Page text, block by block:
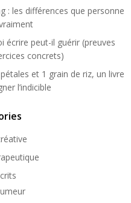
: les différences que personne
écrire peut-il guérir (preuves
concrets)
et 1 grain de riz, un livre
l’indicible